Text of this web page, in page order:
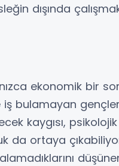
dışında
ekonomik bir
iş bulamayan
kaygısı,
da ortaya
alamadıklarını